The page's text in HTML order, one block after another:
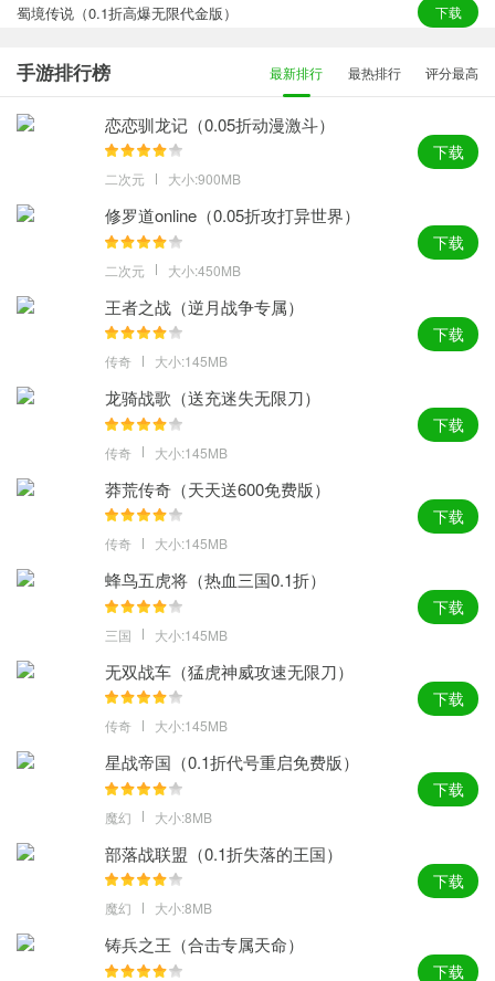
蜀境传说（0.1折高爆无限代金版） 下载
手游排行榜 最新排行 最热排行 评分最高
恋恋驯龙记（0.05折动漫激斗）
二次元 大小:900MB
下载
修罗道online（0.05折攻打异世界）
二次元 大小:450MB
下载
王者之战（逆月战争专属）
传奇 大小:145MB
下载
龙骑战歌（送充迷失无限刀）
传奇 大小:145MB
下载
莽荒传奇（天天送600免费版）
传奇 大小:145MB
下载
蜂鸟五虎将（热血三国0.1折）
三国 大小:145MB
下载
无双战车（猛虎神威攻速无限刀）
传奇 大小:145MB
下载
星战帝国（0.1折代号重启免费版）
魔幻 大小:8MB
下载
部落战联盟（0.1折失落的王国）
魔幻 大小:8MB
下载
铸兵之王（合击专属天命）
下载